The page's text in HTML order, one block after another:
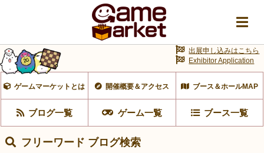
ゲームマーケットとは 開催概要＆アクセス ブース＆ホールMAP
ブログ一覧 ゲーム一覧 ブース一覧
出展申し込みはこちら
Exhibitor Application
フリーワード ブログ検索